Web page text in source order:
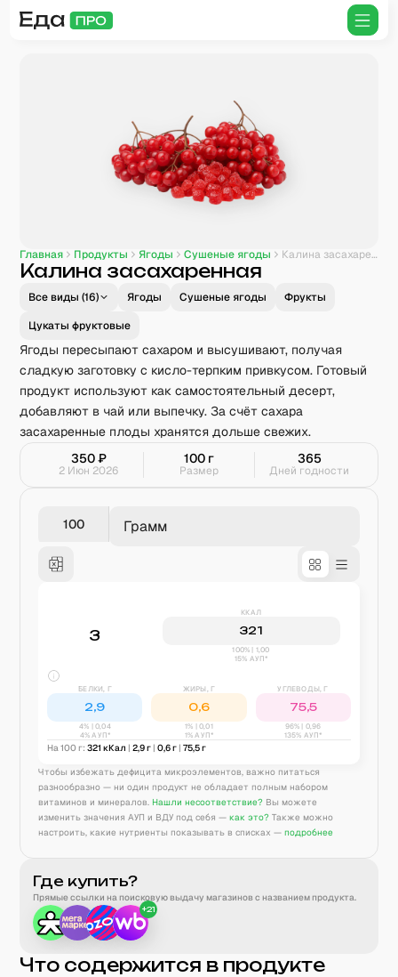
Главная Продукты Ягоды Сушеные ягоды Калина засахаренная
Калина засахаренная
Все виды (16) Ягоды Сушеные ягоды
Фрукты
Цукаты фруктовые
Ягоды пересыпают сахаром и высушивают, получая
сладкую заготовку с кисло-терпким привкусом. Готовый
продукт используют как самостоятельный десерт,
добавляют в чай или выпечку. За счёт сахара
засахаренные плоды хранятся дольше свежих.
350₽
2 Июн 2026
100 г
Размер
365
Дней годности
Грамм
3
ККАЛ
321
100% | 1,00
15% АУП*
БЕЛКИ, Г
2,9
4% |0,04
4% АУП*
ЖИРЫ, Г
0,6
1% |0,01
1% АУП*
УГЛЕВОДЫ, Г
75,5
96% | 0,96
135% АУП*
На 100 г: 321 кКал | 2,9г | 0,6г | 75,5г
Чтобы избежать дефицита микроэлементов, важно питаться
разнообразно — ни один продукт не обладает полным набором
витаминов и минералов. Нашли несоответствие? Вы можете
изменить значения АУП и ВДУ под себя — как это? Также можно
настроить, какие нутриенты показывать в списках — подробнее
Где купить?
Прямые ссылки на поисковую выдачу магазинов с названием продукта.
+21
Что содержится в продукте